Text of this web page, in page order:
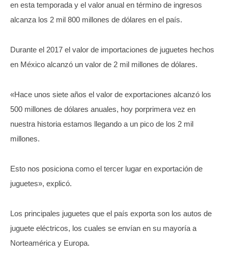
en esta temporada y el valor anual en término de ingresos
alcanza los 2 mil 800 millones de dólares en el país.
Durante el 2017 el valor de importaciones de juguetes hechos
en México alcanzó un valor de 2 mil millones de dólares.
«Hace unos siete años el valor de exportaciones alcanzó los
500 millones de dólares anuales, hoy porprimera vez en
nuestra historia estamos llegando a un pico de los 2 mil
millones.
Esto nos posiciona como el tercer lugar en exportación de
juguetes», explicó.
Los principales juguetes que el país exporta son los autos de
juguete eléctricos, los cuales se envían en su mayoría a
Norteamérica y Europa.